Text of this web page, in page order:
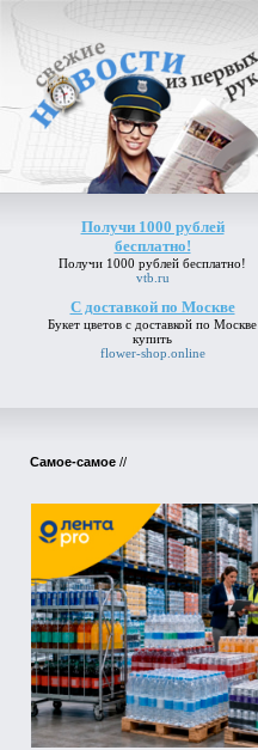
Получи 1000 рублей
бесплатно!
Получи 1000 рублей бесплатно!
vtb.ru
С доставкой по Москве
Букет цветов с доставкой по Москве
купить
flower-shop.online
Самое-самое //